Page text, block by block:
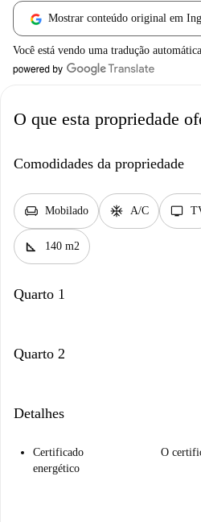
Mostrar conteúdo original em
Você está vendo uma tradução
O que esta propriedade
Comodidades da propriedade
chair Mobilado ac_unit A/C tv
square_foot 140 m2
Quarto 1
Quarto 2
Detalhes
Certificado
energético
O